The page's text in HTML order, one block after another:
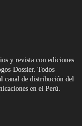
y revista con ediciones
Dossier. Todos
canal de distribución del
en el Perú.